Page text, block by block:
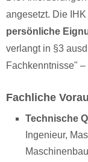
angesetzt. Die
persönliche
verlangt in §3
Fachkenntnisse"
Fachliche
Technische
Ingenieur,